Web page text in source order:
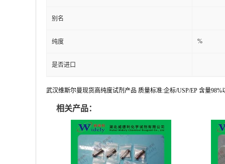
别名
纯度 %
是否进口
武汉维斯尔曼现货高纯度试剂产品 质量标准:企标/USP/EP 含量
相关产品：